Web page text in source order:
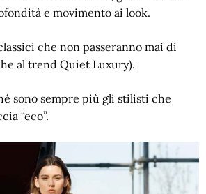
e movimento ai look.
che non passeranno mai di
al trend Quiet Luxury).
sono sempre più gli stilisti che
“eco”.